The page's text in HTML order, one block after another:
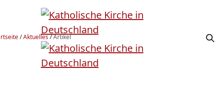
/Aktuelles/Artikel